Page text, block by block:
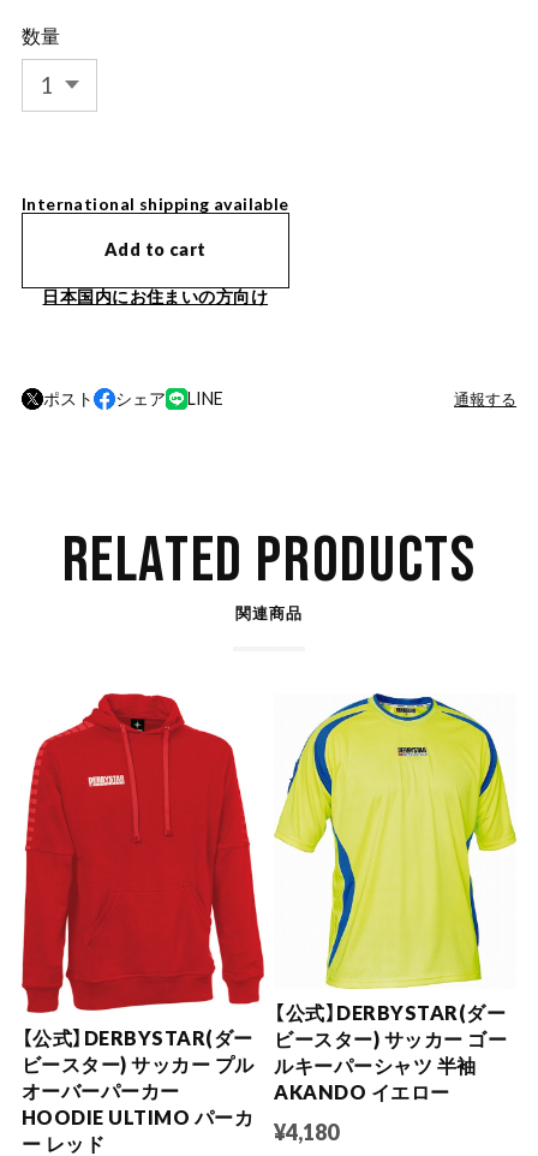
数量
International shipping available
Add to cart
日本国内にお住まいの方向け
ポスト シェア LINE 通報する
RELATED PRODUCTS
関連商品
【公式】DERBYSTAR(ダー
ビースター) サッカー プル
オーバーパーカー
HOODIE ULTIMO パーカ
ー レッド
【公式】DERBYSTAR(ダー
ビースター) サッカー ゴー
ルキーパーシャツ 半袖
AKANDO イエロー
¥4,180